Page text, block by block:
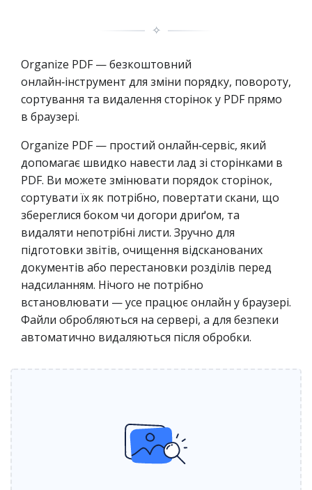
✧
Organize PDF — безкоштовний
онлайн‑інструмент для зміни порядку, повороту,
сортування та видалення сторінок у PDF прямо
в браузері.
Organize PDF — простий онлайн‑сервіс, який
допомагає швидко навести лад зі сторінками в
PDF. Ви можете змінювати порядок сторінок,
сортувати їх як потрібно, повертати скани, що
збереглися боком чи догори дриґом, та
видаляти непотрібні листи. Зручно для
підготовки звітів, очищення відсканованих
документів або перестановки розділів перед
надсиланням. Нічого не потрібно
встановлювати — усе працює онлайн у браузері.
Файли обробляються на сервері, а для безпеки
автоматично видаляються після обробки.